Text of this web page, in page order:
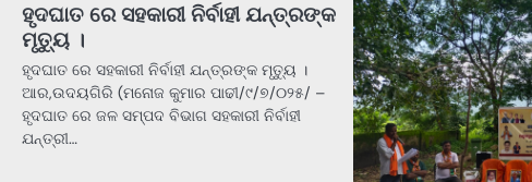
ହୃଦଘାତ ରେ ସହକାରୀ ନିର୍ବାହୀ ଯନ୍ତ୍ରଙ୍କ
ମୃତ୍ୟୁ ।
ହୃଦଘାତ ରେ ସହକାରୀ ନିର୍ବାହୀ ଯନ୍ତ୍ରଙ୍କ ମୃତ୍ୟୁ ।
ଆର,ଉଦୟଗିରି (ମନୋଜ କୁମାର ପାଢୀ/୯/୭/୦୨୫/ –
ହୃଦଘାତ ରେ ଜଳ ସମ୍ପଦ ବିଭାଗ ସହକାରୀ ନିର୍ବାହୀ
ଯନ୍ତ୍ରୀ…